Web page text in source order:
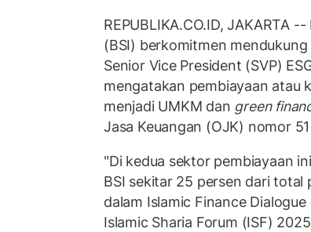
REPUBLIKA.CO.ID, JAKARTA --
(BSI) berkomitmen
Senior Vice President (SVP)
mengatakan pembiayaan atau
menjadi UMKM dan green
Jasa Keuangan (OJK) nomor
"Di kedua sektor pembiayaan
BSI sekitar 25 persen dari total
dalam Islamic Finance
Islamic Sharia Forum (ISF)